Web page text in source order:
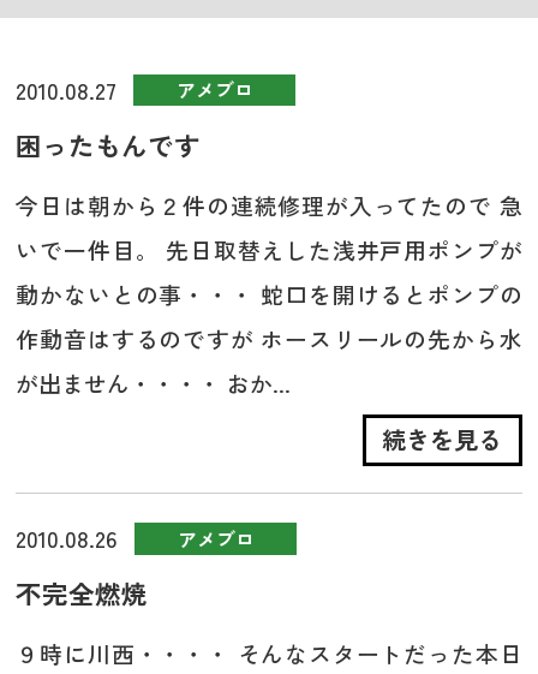
2010.08.27 アメブロ
困ったもんです
今日は朝から２件の連続修理が入ってたので 急
いで一件目。 先日取替えした浅井戸用ポンプが
動かないとの事・・・ 蛇口を開けるとポンプの
作動音はするのですが ホースリールの先から水
が出ません・・・・ おか...
続きを見る
2010.08.26 アメブロ
不完全燃焼
９時に川西・・・・ そんなスタートだった本日